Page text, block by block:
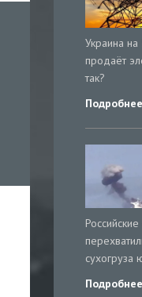
Украина
продаёт
так?
Подробнее
Подробнее